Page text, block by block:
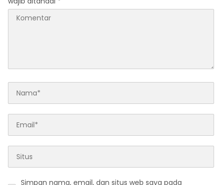
Simpan nama, email, dan situs web saya pada